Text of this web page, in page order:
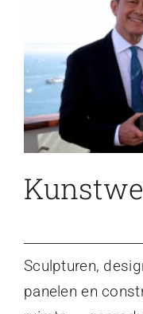
Sculpturen,
panelen en